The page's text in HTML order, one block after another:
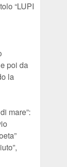
“LUPI
poi da
la
mare”: